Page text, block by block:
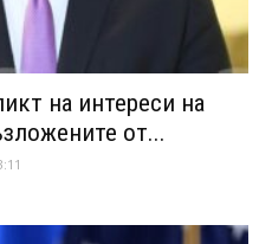
на интереси на
от...